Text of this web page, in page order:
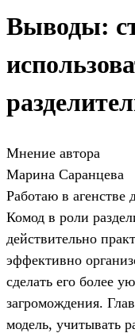
Выводы:
Мнение автора
Марина Саранцева
Работаю в агенстве
Комод в роли
действительно
эффективно
сделать его более
загромождения.
модель, учитывать